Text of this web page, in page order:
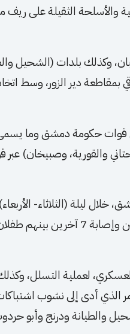
والأسلحة الثقيلة على ريف
وكذلك بلدات (الشحيل
بمقاطعة دير الزور، وسط
حكومة دمشق وما يسمى
والقورية، وصبيخان) عبر
ليلة (الثلاثاء-
الريف الشرقي لدير الزور، عن
لعملية التسلل،
الذي أدى إلى نشوب
والطيانة ودرنج وأبو